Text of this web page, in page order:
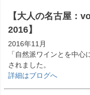
【大人の名古屋：
2016】
2016年11月
「自然派ワインとを中
されました。
詳細はブログへ